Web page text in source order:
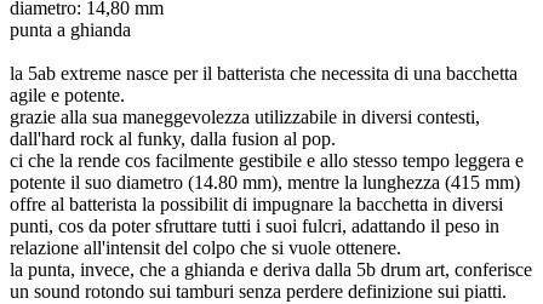
diametro: 14,80 mm
punta a ghianda
la 5ab extreme nasce per il batterista che necessita di una bacchetta
agile e potente.
grazie alla sua maneggevolezza utilizzabile in diversi contesti,
dall'hard rock al funky, dalla fusion al pop.
ci che la rende cos facilmente gestibile e allo stesso tempo leggera e
potente il suo diametro (14.80 mm), mentre la lunghezza (415 mm)
offre al batterista la possibilit di impugnare la bacchetta in diversi
punti, cos da poter sfruttare tutti i suoi fulcri, adattando il peso in
relazione all'intensit del colpo che si vuole ottenere.
la punta, invece, che a ghianda e deriva dalla 5b drum art, conferisce
un sound rotondo sui tamburi senza perdere definizione sui piatti.